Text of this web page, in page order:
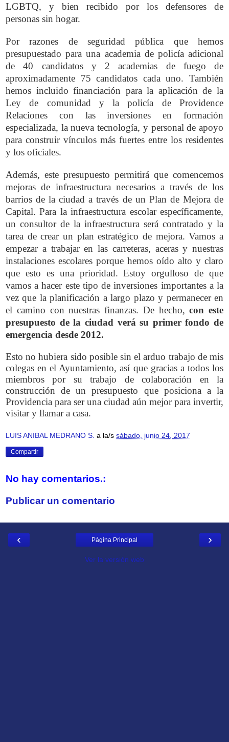
LGBTQ, y bien recibido por los defensores de
personas sin hogar.
Por razones de seguridad pública que hemos
presupuestado para una academia de policía adicional
de 40 candidatos y 2 academias de fuego de
aproximadamente 75 candidatos cada uno. También
hemos incluido financiación para la aplicación de la
Ley de comunidad y la policía de Providence
Relaciones con las inversiones en formación
especializada, la nueva tecnología, y personal de apoyo
para construir vínculos más fuertes entre los residentes
y los oficiales.
Además, este presupuesto permitirá que comencemos
mejoras de infraestructura necesarios a través de los
barrios de la ciudad a través de un Plan de Mejora de
Capital. Para la infraestructura escolar específicamente,
un consultor de la infraestructura será contratado y la
tarea de crear un plan estratégico de mejora. Vamos a
empezar a trabajar en las carreteras, aceras y nuestras
instalaciones escolares porque hemos oído alto y claro
que esto es una prioridad. Estoy orgulloso de que
vamos a hacer este tipo de inversiones importantes a la
vez que la planificación a largo plazo y permanecer en
el camino con nuestras finanzas. De hecho,con este
presupuesto de la ciudad verá su primer fondo de
emergencia desde 2012.
Esto no hubiera sido posible sin el arduo trabajo de mis
colegas en el Ayuntamiento, así que gracias a todos los
miembros por su trabajo de colaboración en la
construcción de un presupuesto que posiciona a la
Providencia para ser una ciudad aún mejor para invertir,
visitar y llamar a casa.
LUIS ANIBAL MEDRANO S. a la/s sábado, junio 24, 2017
Compartir
No hay comentarios.:
Publicar un comentario
‹ ›
Página Principal
Ver la versión web